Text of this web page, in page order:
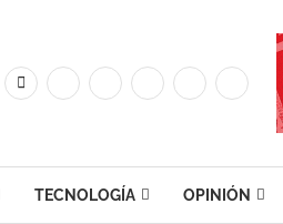
TECNOLOGÍA OPINIÓN